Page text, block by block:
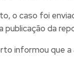
o caso foi
publicação da
informou que